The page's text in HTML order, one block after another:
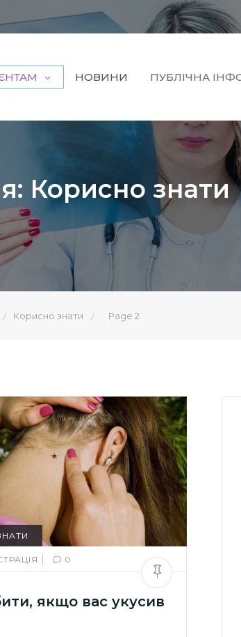
НОВИНИ ПУБЛІЧНА
Корисно знати
Корисно знати Page 2
| 0
якщо вас укусив